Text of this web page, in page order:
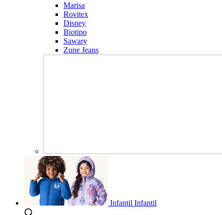
Marisa
Rovitex
Disney
Biotipo
Sawary
Zune Jeans
Infantil Infantil